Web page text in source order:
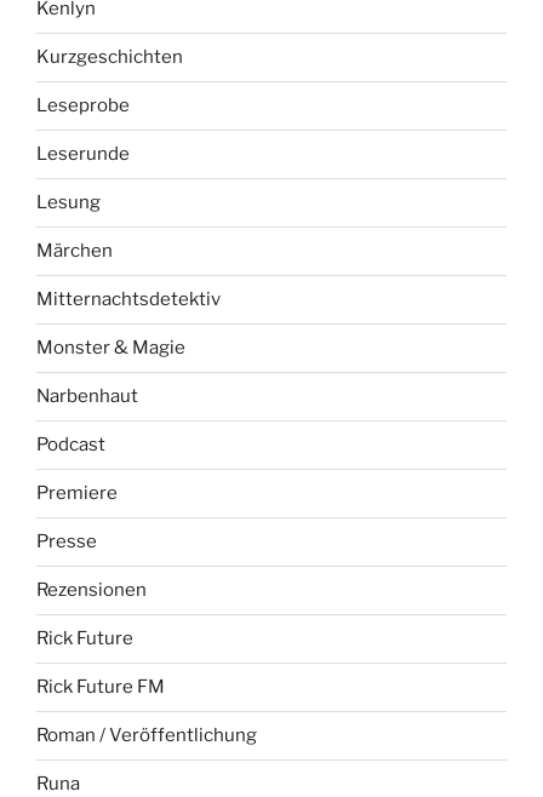
Kenlyn
Kurzgeschichten
Leseprobe
Leserunde
Lesung
Märchen
Mitternachtsdetektiv
Monster & Magie
Narbenhaut
Podcast
Premiere
Presse
Rezensionen
Rick Future
Rick Future FM
Roman / Veröffentlichung
Runa